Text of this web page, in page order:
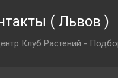
( Львов )
Клуб Растений -